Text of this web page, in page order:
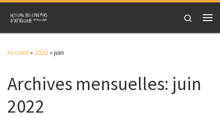
Skip to content
Search
Accueil» 2022»juin
Archives mensuelles: juin
2022